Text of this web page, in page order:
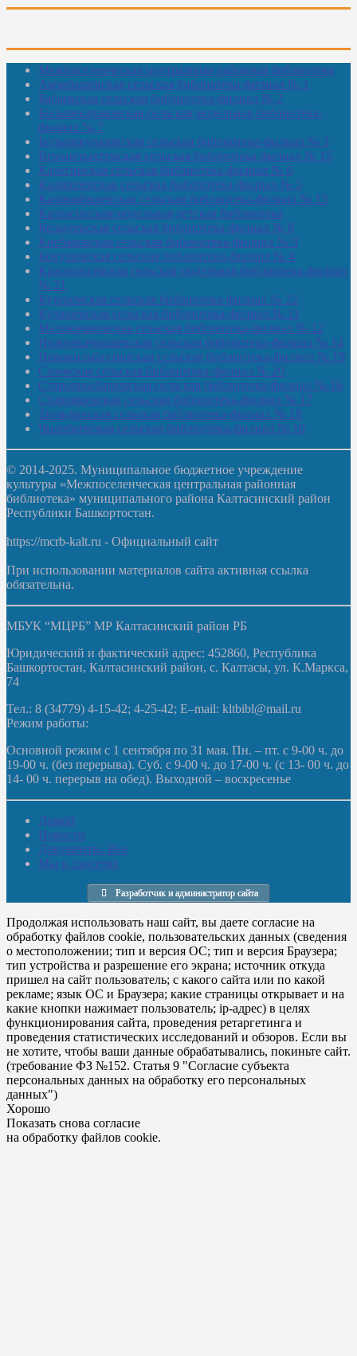
Межпоселенческая центральная районная библиотека
Амзибашевская сельская библиотека-филиал № 1
Бабаевская сельская библиотека-филиал № 2
Большекачаковская сельская модельная библиотека-
филиал № 7
Большекуразовская сельская библиотека-филиал № 3
Верхнетыхтемская сельская библиотека-филиал № 15
Калегинская сельская библиотека-филиал № 6
Калмашевская сельская библиотека-филиал № 5
Калмиябашевская сельская библиотека-филиал № 13
Калтасинская модельная детская библиотека
Кельтеевская сельская библиотека-филиал № 8
Киебаковская сельская библиотека-филиал № 9
Кокушевская сельская библиотека-филиал № 4
Краснохолмская сельская модельная библиотека-филиал
№ 21
Кутеремская сельская библиотека-филиал № 22
Кучашевская сельская библиотека-филиал № 11
Малокачаковская сельская библиотека-филиал № 12
Нижнекачмашевская сельская библиотека-филиал № 14
Новокильбахтинская сельская библиотека-филиал № 19
Сазовская сельская библиотека-филиал № 20
Староорьебашевская сельская библиотека-филиал № 16
Старояшевская сельская библиотека-филиал № 17
Тюльдинская сельская библиотека-филиал № 18
Чилибеевская сельская библиотека-филиал № 10
© 2014-2025. Муниципальное бюджетное учреждение
культуры «Межпоселенческая центральная районная
библиотека» муниципального района Калтасинский район
Республики Башкортостан.
https://mcrb-kalt.ru - Официальный сайт
При использовании материалов сайта активная ссылка
обязательна.
МБУК “МЦРБ” МР Калтасинский район РБ
Юридический и фактический адрес: 452860, Республика
Башкортостан, Калтасинский район, с. Калтасы, ул. К.Маркса,
74
Тел.: 8 (34779) 4-15-42; 4-25-42; E–mail: kltbibl@mail.ru
Режим работы:
Основной режим с 1 сентября по 31 мая. Пн. – пт. с 9-00 ч. до
19-00 ч. (без перерыва). Суб. с 9-00 ч. до 17-00 ч. (с 13- 00 ч. до
14- 00 ч. перерыв на обед). Выходной – воскресенье
Домой
Новости
Документы. Все
Мы в соцсетях
Разработчик и администратор сайта
Продолжая использовать наш сайт, вы даете согласие на
обработку файлов cookie, пользовательских данных (сведения
о местоположении; тип и версия ОС; тип и версия Браузера;
тип устройства и разрешение его экрана; источник откуда
пришел на сайт пользователь; с какого сайта или по какой
рекламе; язык ОС и Браузера; какие страницы открывает и на
какие кнопки нажимает пользователь; ip-адрес) в целях
функционирования сайта, проведения ретаргетинга и
проведения статистических исследований и обзоров. Если вы
не хотите, чтобы ваши данные обрабатывались, покиньте сайт.
(требование ФЗ №152. Статья 9 "Согласие субъекта
персональных данных на обработку его персональных
данных")
Хорошо
Показать снова согласие
на обработку файлов cookie.